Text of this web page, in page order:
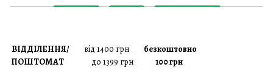
ВІДДІЛЕННЯ/ від 1400 грн безкоштовно
ПОШТОМАТ до 1399 грн 100 грн